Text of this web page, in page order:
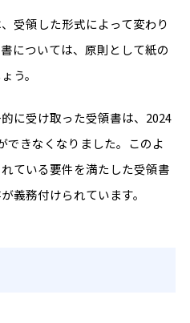
受領した形式によって変わり
については、原則として紙の
う。
に受け取った受領書は、2024
できなくなりました。このよ
ている要件を満たした受領書
義務付けられています。